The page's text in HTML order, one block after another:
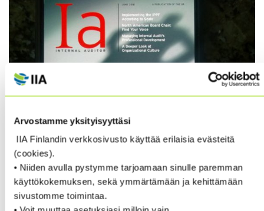
Arvostamme yksityisyyttäsi
IIA Finlandin verkkosivusto käyttää erilaisia evästeitä
(cookies).
• Niiden avulla pystymme tarjoamaan sinulle paremman
käyttökokemuksen, sekä ymmärtämään ja kehittämään
sivustomme toimintaa.